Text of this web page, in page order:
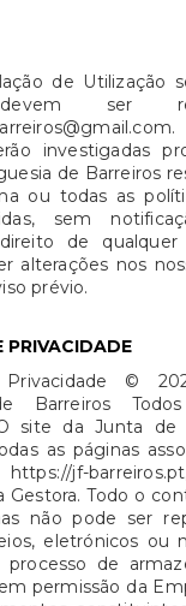
de Utilização
devem ser
investigadas
de Barreiros
ou todas as
sem
de
alterações nos
prévio.
PRIVACIDADE
©
Barreiros
site da Junta de
as páginas
https://jf-
Gestora. Todo o
não pode ser
eletrónicos ou
processo de
permissão da